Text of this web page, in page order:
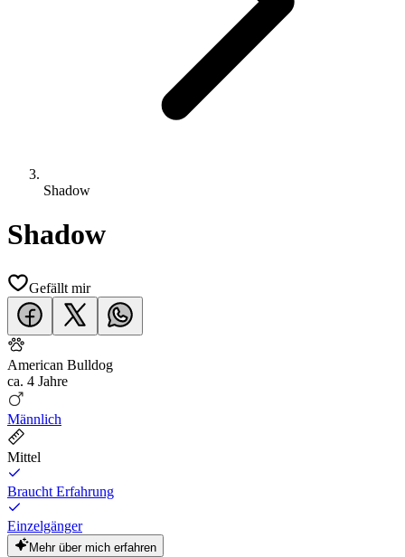
Shadow
Shadow
Gefällt mir
American Bulldog
ca. 4 Jahre
Männlich
Mittel
Braucht Erfahrung
Einzelgänger
Mehr über mich erfahren